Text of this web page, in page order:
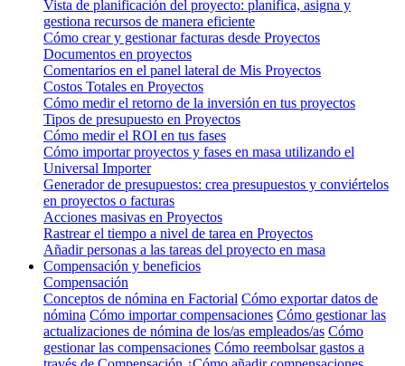
Vista de planificación del proyecto: planifica, asigna y
gestiona recursos de manera eficiente
Cómo crear y gestionar facturas desde Proyectos
Documentos en proyectos
Comentarios en el panel lateral de Mis Proyectos
Costos Totales en Proyectos
Cómo medir el retorno de la inversión en tus proyectos
Tipos de presupuesto en Proyectos
Cómo medir el ROI en tus fases
Cómo importar proyectos y fases en masa utilizando el
Universal Importer
Generador de presupuestos: crea presupuestos y conviértelos
en proyectos o facturas
Acciones masivas en Proyectos
Rastrear el tiempo a nivel de tarea en Proyectos
Añadir personas a las tareas del proyecto en masa
Compensación y beneficios
Compensación
Conceptos de nómina en Factorial Cómo exportar datos de
nómina Cómo importar compensaciones Cómo gestionar las
actualizaciones de nómina de los/as empleados/as Cómo
gestionar las compensaciones Cómo reembolsar gastos a